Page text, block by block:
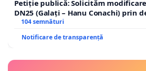
Petiție publică: Solicităm
DN25 (Galați – Hanu Conachi) prin
traseului în afara localităților!
104 semnături
Notificare de transparență